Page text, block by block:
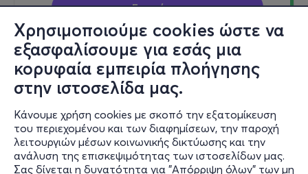
Χρησιμοποιούμε cookies ώστε να
εξασφαλίσουμε για εσάς μια
κορυφαία εμπειρία πλοήγησης
στην ιστοσελίδα μας.
Κάνουμε χρήση cookies με σκοπό την εξατομίκευση
του περιεχομένου και των διαφημίσεων, την παροχή
λειτουργιών μέσων κοινωνικής δικτύωσης και την
ανάλυση της επισκεψιμότητας των ιστοσελίδων μας.
Σας δίνεται η δυνατότητα για "Απόρριψη όλων" των μη
Εισιτήρια
Κυρ 6/9
18:10
Touch the stars